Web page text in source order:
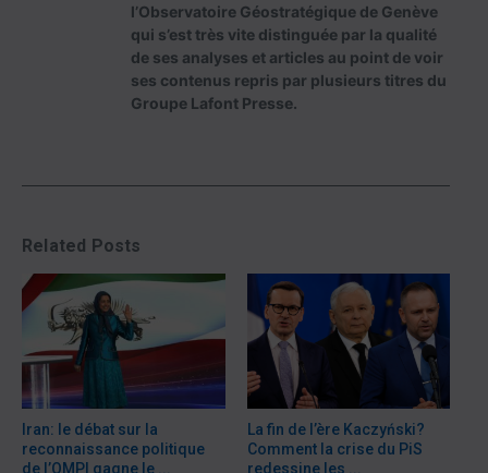
l’Observatoire Géostratégique de Genève
qui s’est très vite distinguée par la qualité
de ses analyses et articles au point de voir
ses contenus repris par plusieurs titres du
Groupe Lafont Presse.
Related Posts
Iran: le débat sur la
reconnaissance politique
de l’OMPI gagne le ...
La fin de l’ère Kaczyński?
Comment la crise du PiS
redessine les ...